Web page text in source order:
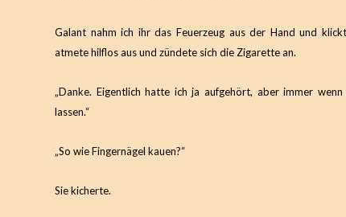
Galant nahm ich ihr das Feuerzeug aus der Hand und
atmete hilflos aus und zündete sich die Zigarette an.
„Danke. Eigentlich hatte ich ja aufgehört, aber immer
lassen.“
„So wie Fingernägel kauen?“
Sie kicherte.